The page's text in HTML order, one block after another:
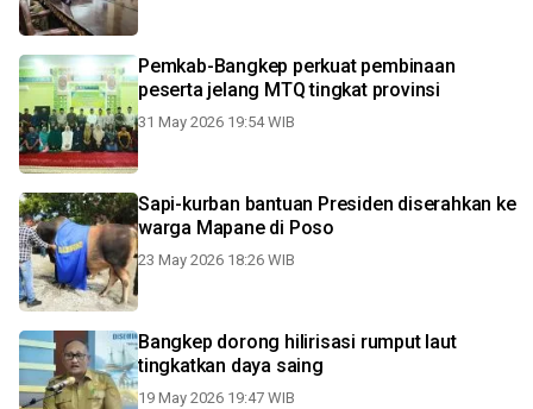
Pemkab-Bangkep perkuat pembinaan
peserta jelang MTQ tingkat provinsi
31 May 2026 19:54 WIB
Sapi-kurban bantuan Presiden diserahkan ke
warga Mapane di Poso
23 May 2026 18:26 WIB
Bangkep dorong hilirisasi rumput laut
tingkatkan daya saing
19 May 2026 19:47 WIB